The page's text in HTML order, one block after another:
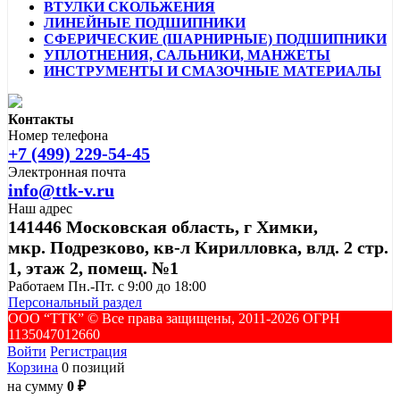
ВТУЛКИ СКОЛЬЖЕНИЯ
ЛИНЕЙНЫЕ ПОДШИПНИКИ
СФЕРИЧЕСКИЕ (ШАРНИРНЫЕ) ПОДШИПНИКИ
УПЛОТНЕНИЯ, САЛЬНИКИ, МАНЖЕТЫ
ИНСТРУМЕНТЫ И СМАЗОЧНЫЕ МАТЕРИАЛЫ
Контакты
Номер телефона
+7 (499) 229-54-45
Электронная почта
info@ttk-v.ru
Наш адрес
141446 Московская область, г Химки,
мкр. Подрезково, кв-л Кирилловка, влд. 2 стр.
1, этаж 2, помещ. №1
Работаем Пн.-Пт. с 9:00 до 18:00
Персональный раздел
ООО “ТТК” ©️ Все права защищены, 2011-2026 ОГРН
1135047012660
Войти Регистрация
Корзина 0 позиций
на сумму 0 ₽